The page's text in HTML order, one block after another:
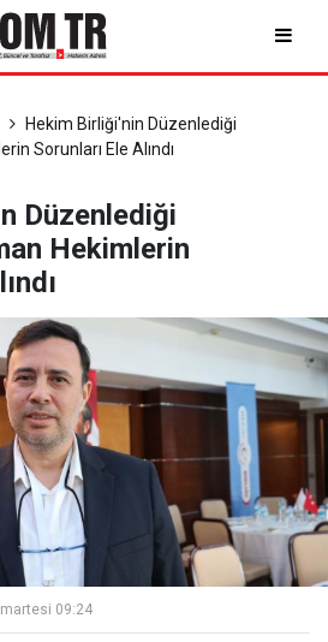
Hekim Birliği'nin Düzenlediği
Sorunları Ele Alındı
Düzenlediği
Hekimlerin
09:24